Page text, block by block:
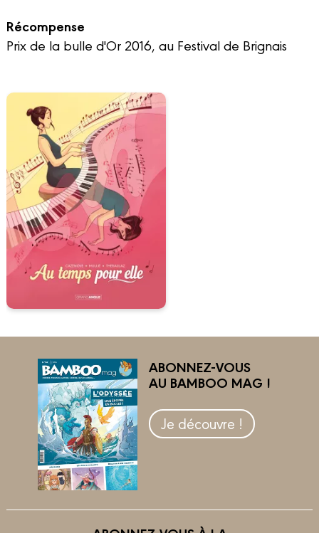
Récompense
Prix de la bulle d'Or 2016, au Festival de Brignais
ABONNEZ-VOUS
AU BAMBOO MAG !
Je découvre !